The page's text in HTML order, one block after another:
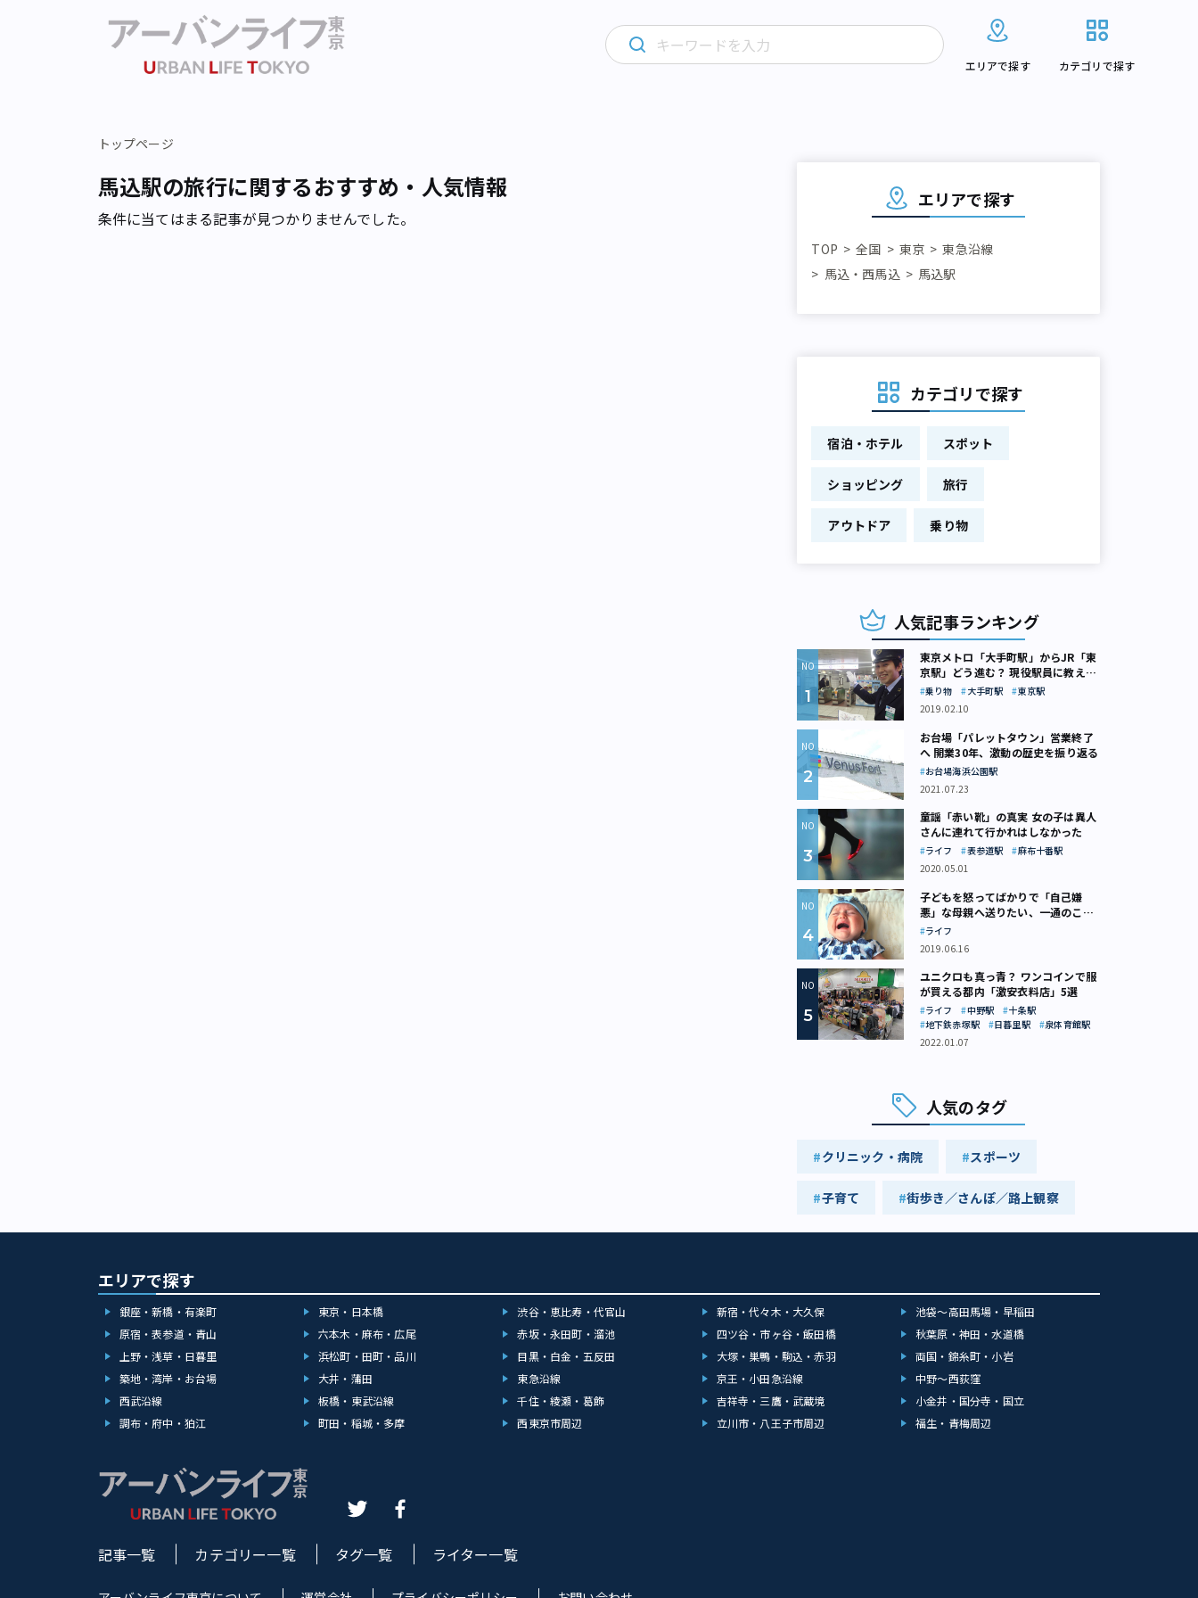
エリアで探す カテゴリで探す
トップページ
馬込駅の旅行に関するおすすめ・人気情報
条件に当てはまる記事が見つかりませんでした。
エリアで探す
TOP 全国 東京
東急沿線
馬込・西馬込
馬込駅
カテゴリで探す
宿泊・ホテル スポット
ショッピング 旅行
アウトドア 乗り物
人気記事ランキング
東京メトロ「大手町駅」からJR「東
京駅」どう進む？ 現役駅員に教えて
もらいました
乗り物 大手町駅
東京駅
2019.02.10
お台場「パレットタウン」営業終了
へ 開業30年、激動の歴史を振り返る
お台場海浜公園駅
2021.07.23
童謡「赤い靴」の真実 女の子は異人
さんに連れて行かれはしなかった
ライフ 表参道駅
麻布十番駅
2020.05.01
子どもを怒ってばかりで「自己嫌
悪」な母親へ送りたい、一通のここ
ろの処方箋
ライフ
2019.06.16
ユニクロも真っ青？ ワンコインで服
が買える都内「激安衣料店」5選
ライフ 中野駅
十条駅
地下鉄赤塚駅
日暮里駅
泉体育館駅
2022.01.07
人気のタグ
クリニック・病院 スポーツ
子育て 街歩き／さんぽ／路上観察
エリアで探す
銀座・新橋・有楽町 東京・日本橋 渋谷・恵比寿・代官山 新宿・代々木・大久保
池袋～高田馬場・早稲田
原宿・表参道・青山
六本木・麻布・広尾 赤坂・永田町・溜池 四ツ谷・市ヶ谷・飯田橋
秋葉原・神田・水道橋
上野・浅草・日暮里
浜松町・田町・品川 目黒・白金・五反田 大塚・巣鴨・駒込・赤羽
両国・錦糸町・小岩
築地・湾岸・お台場
大井・蒲田 東急沿線 京王・小田急沿線
中野～西荻窪
西武沿線
板橋・東武沿線 千住・綾瀬・葛飾 吉祥寺・三鷹・武蔵境
小金井・国分寺・国立
調布・府中・狛江
町田・稲城・多摩 西東京市周辺 立川市・八王子市周辺 福生・青梅周辺
記事一覧 カテゴリー一覧 タグ一覧 ライター一覧